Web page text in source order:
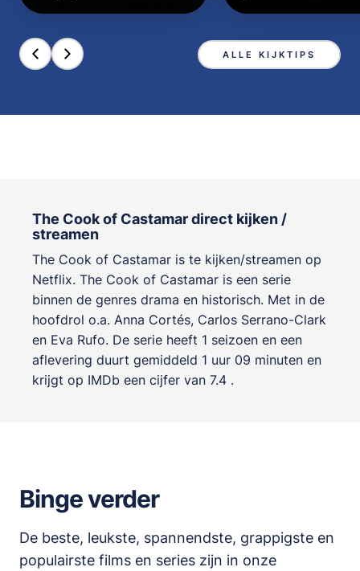
ALLE KIJKTIPS
The Cook of Castamar direct kijken /
streamen
The Cook of Castamar is te kijken/streamen op
Netflix. The Cook of Castamar is een serie
binnen de genres drama en historisch. Met in de
hoofdrol o.a. Anna Cortés, Carlos Serrano-Clark
en Eva Rufo. De serie heeft 1 seizoen en een
aflevering duurt gemiddeld 1 uur 09 minuten en
krijgt op IMDb een cijfer van 7.4 .
Binge verder
De beste, leukste, spannendste, grappigste en
populairste films en series zijn in onze